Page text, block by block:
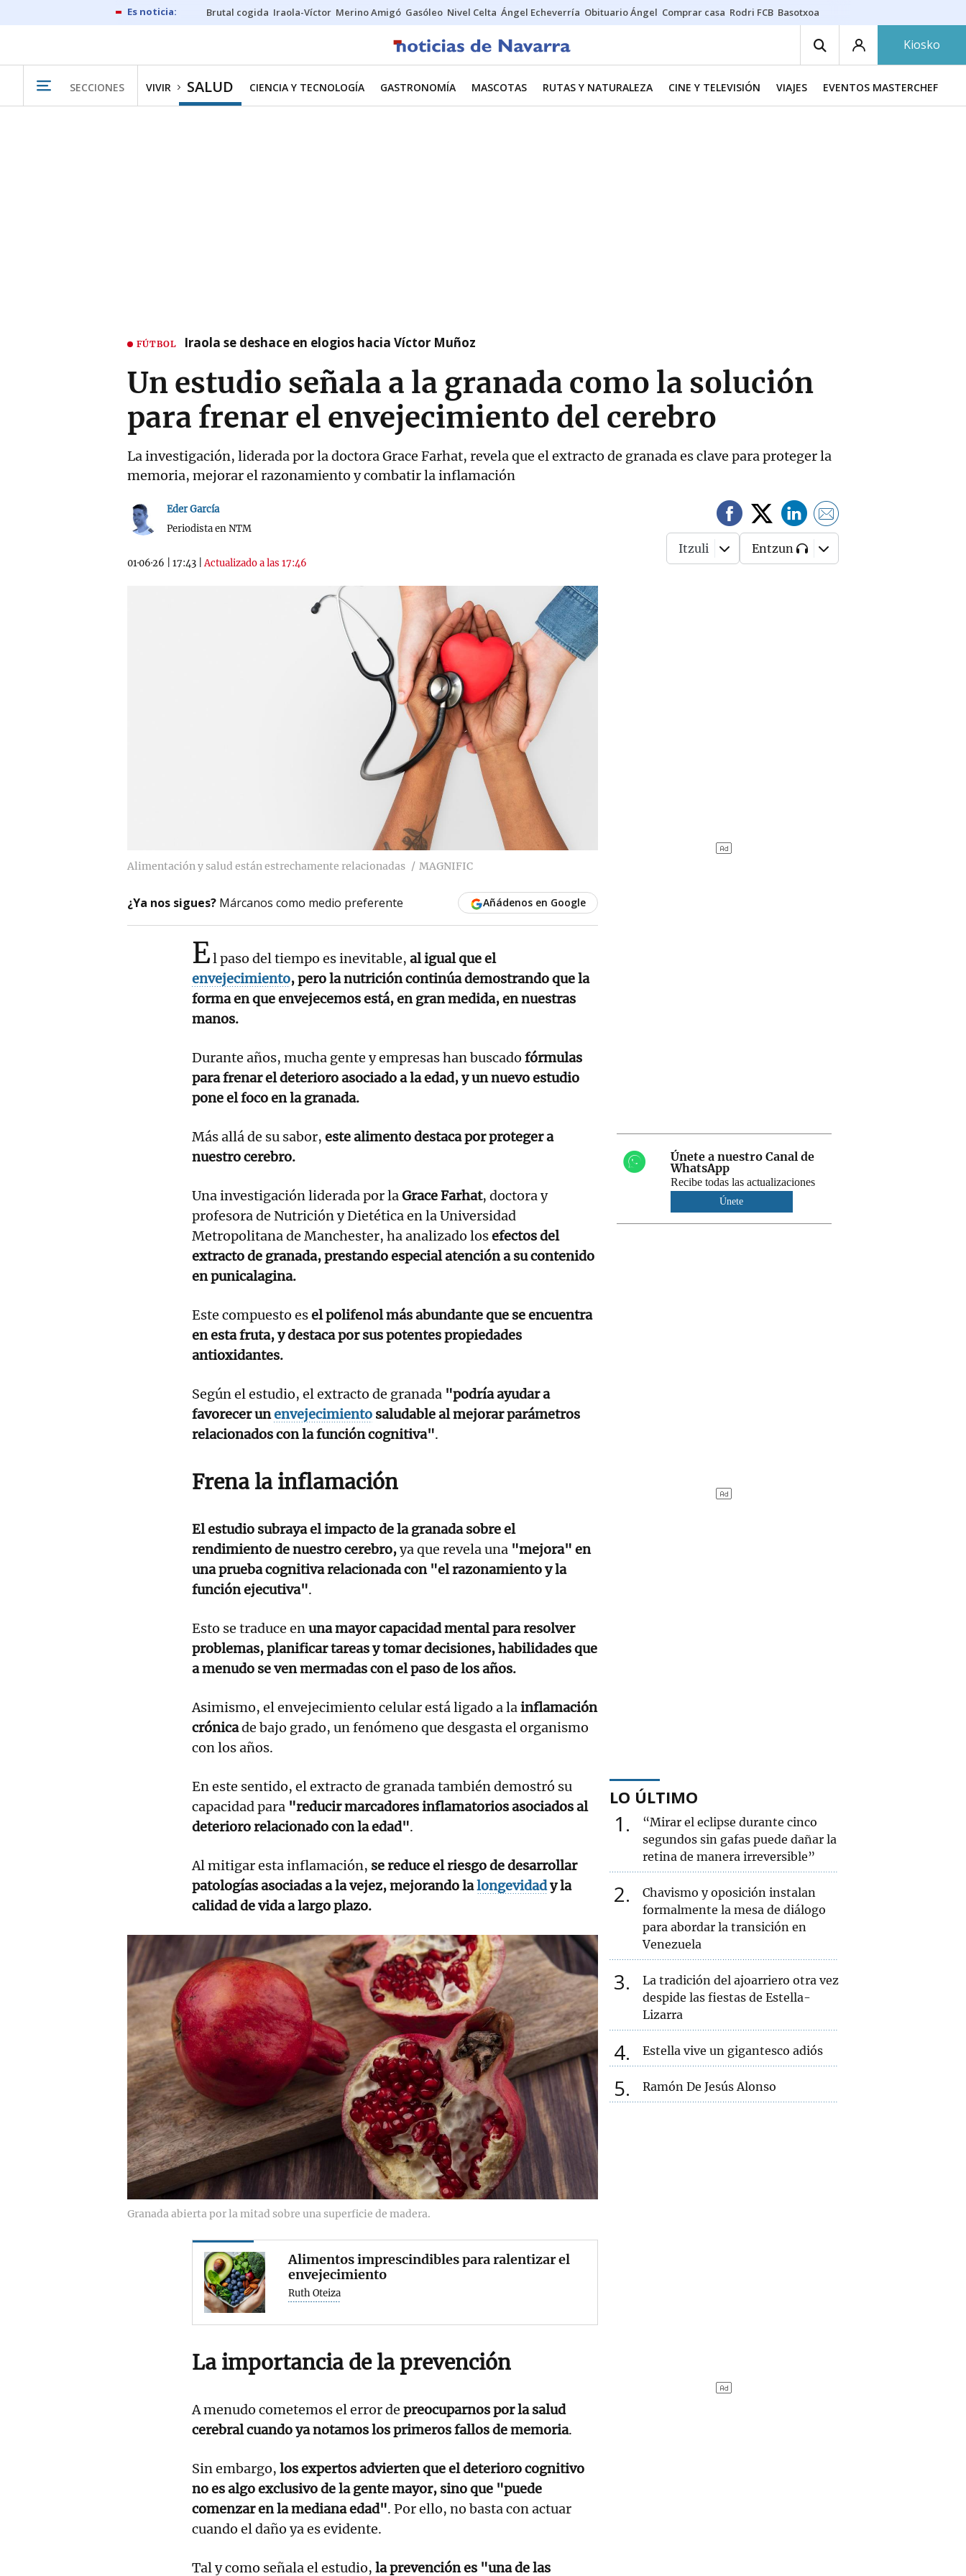
Brutal cogida Iraola-Víctor Merino Amigó Gasóleo Nivel Celta Ángel Echeverría Obituario Ángel Comprar casa Rodri FCB Basotxoa
Kiosko
SECCIONES VIVIR SALUD CIENCIA Y TECNOLOGÍA GASTRONOMÍA MASCOTAS RUTAS Y NATURALEZA CINE Y TELEVISIÓN VIAJES EVENTOS MASTERCHEF
FÚTBOL Iraola se deshace en elogios hacia Víctor Muñoz
Un estudio señala a la granada como la solución
para frenar el envejecimiento del cerebro
La investigación, liderada por la doctora Grace Farhat, revela que el extracto de granada es clave para proteger la
memoria, mejorar el razonamiento y combatir la inflamación
Eder García
Periodista en NTM
01·06·26 17:43 |Actualizado a las 17:46
Itzuli Entzun
Alimentación y salud están estrechamente relacionadas MAGNIFIC
¿Ya nos sigues? Márcanos como medio preferente Añádenos en Google
El paso del tiempo es inevitable, al igual que el
envejecimiento, pero la nutrición continúa demostrando que la
forma en que envejecemos está, en gran medida, en nuestras
manos.
Durante años, mucha gente y empresas han buscado fórmulas
para frenar el deterioro asociado a la edad, y un nuevo estudio
pone el foco en la granada.
Más allá de su sabor, este alimento destaca por proteger a
nuestro cerebro.
Una investigación liderada por laGrace Farhat, doctora y
profesora de Nutrición y Dietética en la Universidad
Metropolitana de Manchester, ha analizado losefectos del
extracto de granada, prestando especial atención a su contenido
en punicalagina.
Este compuesto esel polifenol más abundante que se encuentra
en esta fruta, y destaca por sus potentes propiedades
antioxidantes.
Según el estudio, el extracto de granada "podría ayudar a
favorecer unenvejecimiento saludable al mejorar parámetros
relacionados con la función cognitiva".
Frena la inflamación
El estudio subraya el impacto de la granada sobre el
rendimiento de nuestro cerebro,ya que revela una "mejora" en
una prueba cognitiva relacionada con "el razonamiento y la
función ejecutiva".
Esto se traduce enuna mayor capacidad mental para resolver
problemas, planificar tareas y tomar decisiones, habilidades que
a menudo se ven mermadas con el paso de los años.
Asimismo, el envejecimiento celular está ligado a lainflamación
crónicade bajo grado, un fenómeno que desgasta el organismo
con los años.
En este sentido, el extracto de granada también demostró su
capacidad para "reducir marcadores inflamatorios asociados al
deterioro relacionado con la edad".
Al mitigar esta inflamación, se reduce el riesgo de desarrollar
patologías asociadas a la vejez, mejorando lalongevidady la
calidad de vida a largo plazo.
Granada abierta por la mitad sobre una superficie de madera.
Alimentos imprescindibles para ralentizar el
envejecimiento
Ruth Oteiza
La importancia de la prevención
A menudo cometemos el error de preocuparnos por la salud
cerebral cuando ya notamos los primeros fallos de memoria.
Sin embargo, los expertos advierten que el deterioro cognitivo
no es algo exclusivo de la gente mayor, sino que "puede
comenzar en la mediana edad". Por ello, no basta con actuar
cuando el daño ya es evidente.
Tal y como señala el estudio, la prevención es "una de las
Únete a nuestro Canal de
WhatsApp
Recibe todas las actualizaciones
Únete
LO ÚLTIMO
1
“Mirar el eclipse durante cinco
segundos sin gafas puede dañar la
retina de manera irreversible”
2
Chavismo y oposición instalan
formalmente la mesa de diálogo
para abordar la transición en
Venezuela
3
La tradición del ajoarriero otra vez
despide las fiestas de Estella-
Lizarra
4 Estella vive un gigantesco adiós
5 Ramón De Jesús Alonso